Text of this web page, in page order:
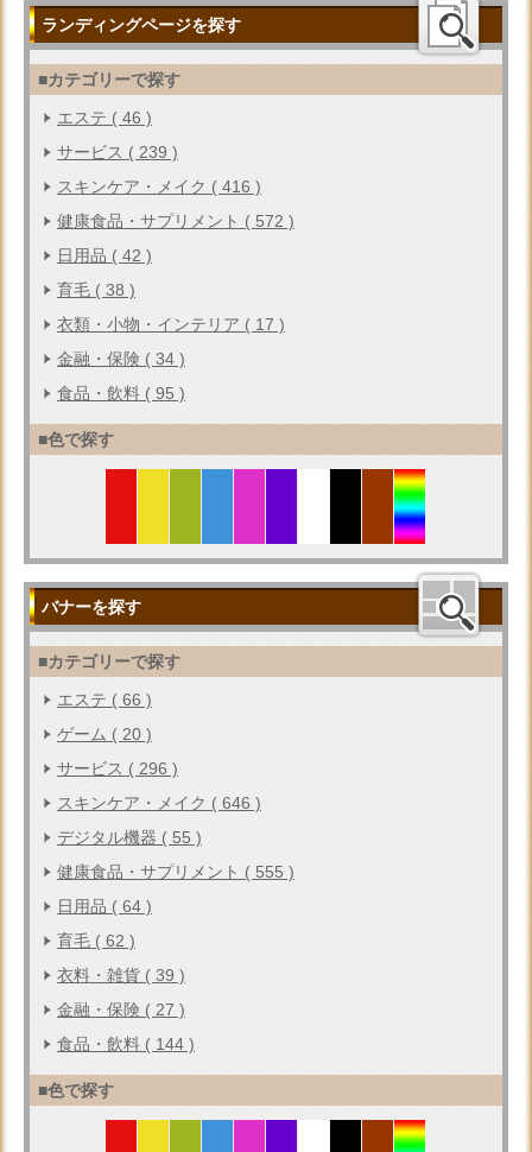
ランディングページを探す
■カテゴリーで探す
エステ ( 46 )
サービス ( 239 )
スキンケア・メイク ( 416 )
健康食品・サプリメント ( 572 )
日用品 ( 42 )
育毛 ( 38 )
衣類・小物・インテリア ( 17 )
金融・保険 ( 34 )
食品・飲料 ( 95 )
■色で探す
バナーを探す
■カテゴリーで探す
エステ ( 66 )
ゲーム ( 20 )
サービス ( 296 )
スキンケア・メイク ( 646 )
デジタル機器 ( 55 )
健康食品・サプリメント ( 555 )
日用品 ( 64 )
育毛 ( 62 )
衣料・雑貨 ( 39 )
金融・保険 ( 27 )
食品・飲料 ( 144 )
■色で探す